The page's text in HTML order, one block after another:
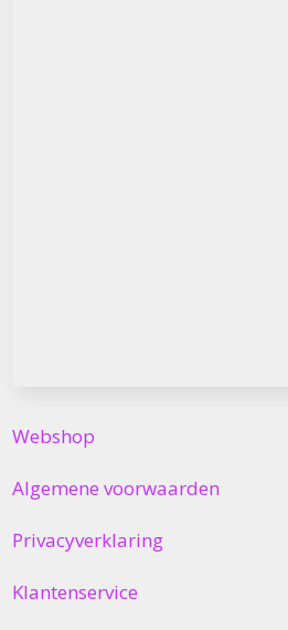
Webshop
Algemene voorwaarden
Privacyverklaring
Klantenservice